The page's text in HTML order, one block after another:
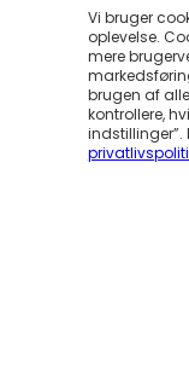
Vi bruger
oplevelse.
mere
brugen af
kontrollere,